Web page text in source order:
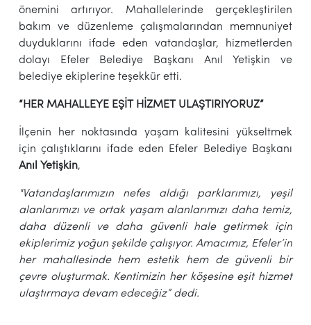
önemini artırıyor. Mahallelerinde gerçekleştirilen
bakım ve düzenleme çalışmalarından memnuniyet
duyduklarını ifade eden vatandaşlar, hizmetlerden
dolayı Efeler Belediye Başkanı Anıl Yetişkin ve
belediye ekiplerine teşekkür etti.
“HER MAHALLEYE EŞİT HİZMET ULAŞTIRIYORUZ”
İlçenin her noktasında yaşam kalitesini yükseltmek
için çalıştıklarını ifade eden Efeler Belediye Başkanı
Anıl Yetişkin,
"Vatandaşlarımızın nefes aldığı parklarımızı, yeşil
alanlarımızı ve ortak yaşam alanlarımızı daha temiz,
daha düzenli ve daha güvenli hale getirmek için
ekiplerimiz yoğun şekilde çalışıyor. Amacımız, Efeler’in
her mahallesinde hem estetik hem de güvenli bir
çevre oluşturmak. Kentimizin her köşesine eşit hizmet
ulaştırmaya devam edeceğiz” dedi.